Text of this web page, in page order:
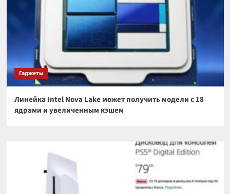
Гаджеты
Линейка Intel Nova Lake может получить модели с 18
ядрами и увеличенным кэшем